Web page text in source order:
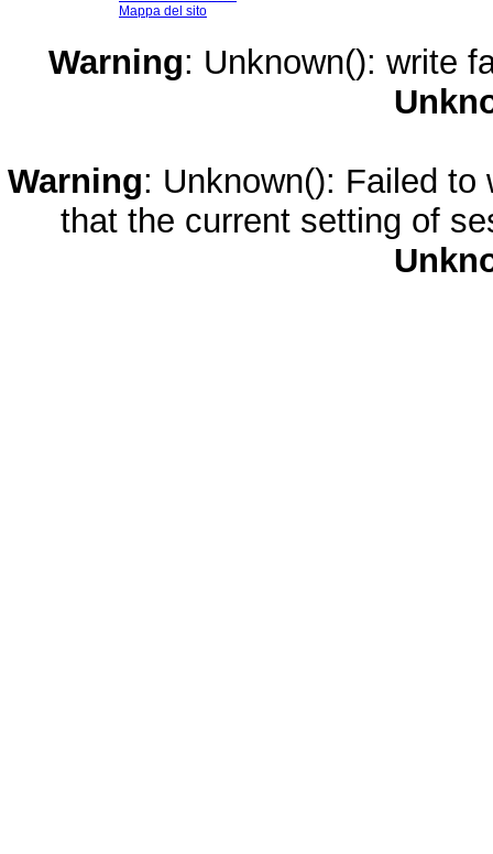
Mappa del sito
Warning: Unknown(): write
Warning: Unknown(): Failed
that the current setting of